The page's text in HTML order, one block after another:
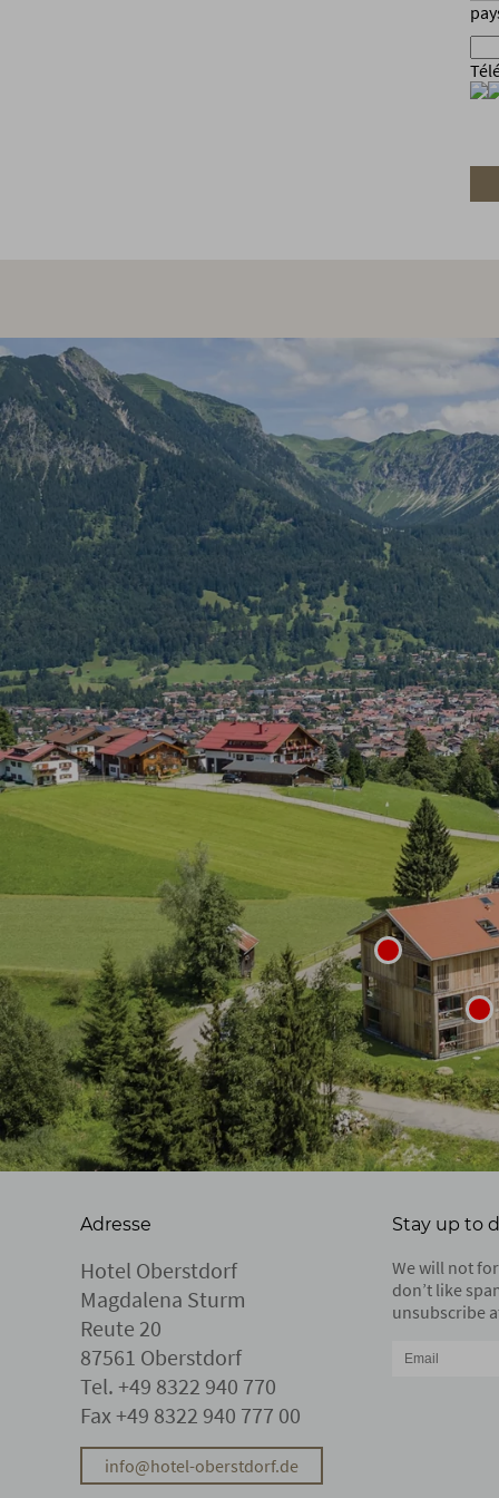
Adresse
Hotel Oberstdorf
Magdalena Sturm
Reute 20
87561 Oberstdorf
Tel. +49 8322 940 770
Fax +49 8322 940 777 00
info@hotel-oberstdorf.de
Stay up to
We will not
don’t like
unsubscribe